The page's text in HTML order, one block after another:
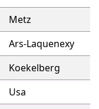
Metz
Ars-Laquenexy
Koekelberg
Usa